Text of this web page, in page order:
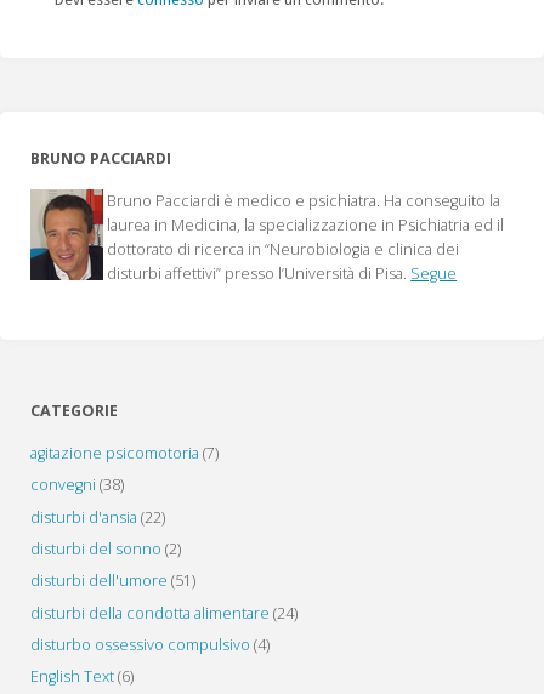
BRUNO PACCIARDI
Bruno Pacciardi è medico e psichiatra. Ha conseguito la
laurea in Medicina, la specializzazione in Psichiatria ed il
dottorato di ricerca in “Neurobiologia e clinica dei
disturbi affettivi” presso l’Università di Pisa. Segue
CATEGORIE
agitazione psicomotoria (7)
convegni (38)
disturbi d'ansia (22)
disturbi del sonno (2)
disturbi dell'umore (51)
disturbi della condotta alimentare (24)
disturbo ossessivo compulsivo (4)
English Text(6)